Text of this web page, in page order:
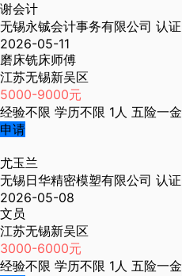
谢会计
无锡永铖会计事务有限公司 认证
2026-05-11
磨床铣床师傅
江苏无锡新吴区
5000-9000元
经验不限 学历不限 1人 五险一金
申请
尤玉兰
无锡日华精密模塑有限公司 认证
2026-05-08
文员
江苏无锡新吴区
3000-6000元
经验不限 学历不限 1人 五险一金